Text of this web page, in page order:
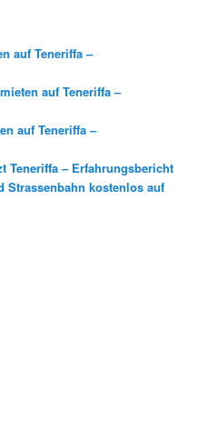
auf Teneriffa –
auf Teneriffa –
auf Teneriffa –
Teneriffa – Erfahrungsbericht
Strassenbahn kostenlos auf